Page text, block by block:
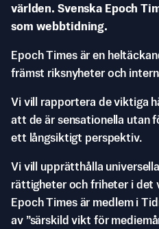
världen. Svenska Epoch
som webbtidning.
Epoch Times är en
främst riksnyheter och
Vi vill rapportera de viktiga
att de är sensationella utan
ett långsiktigt perspektiv.
Vi vill upprätthålla
rättigheter och friheter i det
Epoch Times är medlem i
av ”särskild vikt för